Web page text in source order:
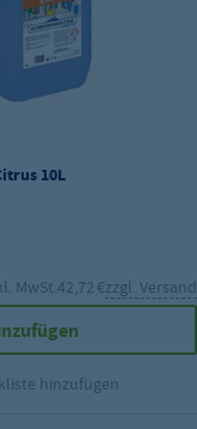
10L
MwSt.42,72 €zzgl. Versand
hinzufügen